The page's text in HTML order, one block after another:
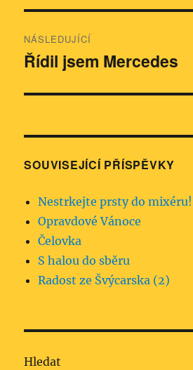
NÁSLEDUJÍCÍ
Následující
Řídil jsem Mercedes
SOUVISEJÍCÍ PŘÍSPĚVKY
Nestrkejte prsty do mixéru!
Opravdové Vánoce
Čelovka
S halou do sběru
Radost ze Švýcarska (2)
Hledat